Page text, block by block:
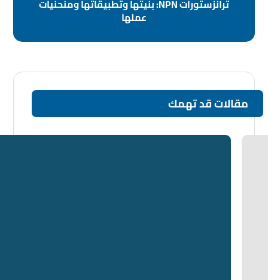
ترانزستورات NPN: بنيتها وتطبيقاتها ومنحنيات
عملها
مقالات قد تهمك